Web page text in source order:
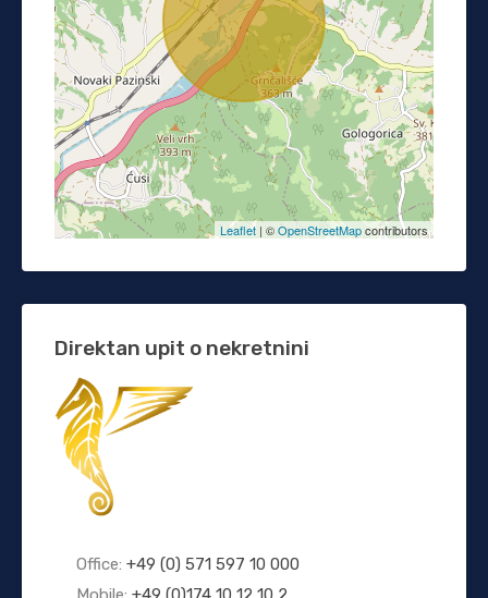
Leaflet | ©OpenStreetMapcontributors
Direktan upit o nekretnini
Office: +49 (0) 571 597 10 000